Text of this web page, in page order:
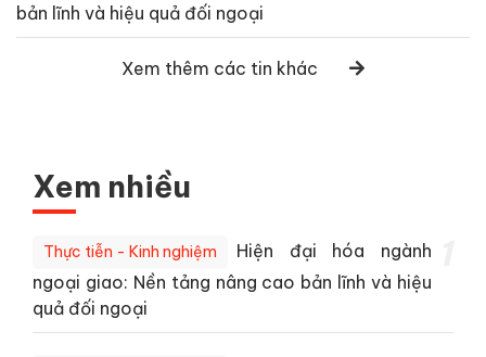
bản lĩnh và hiệu quả đối ngoại
Xem thêm các tin khác
Xem nhiều
Thực tiễn - Kinh nghiệm
Hiện đại hóa ngành
ngoại giao: Nền tảng nâng cao bản lĩnh và hiệu
quả đối ngoại